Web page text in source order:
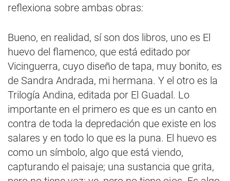
reflexiona sobre ambas obras:
Bueno, en realidad, sí son dos libros, uno es El
huevo del flamenco, que está editado por
Vicinguerra, cuyo diseño de tapa, muy bonito, es
de Sandra Andrada, mi hermana. Y el otro es la
Trilogía Andina, editada por El Guadal. Lo
importante en el primero es que es un canto en
contra de toda la depredación que existe en los
salares y en todo lo que es la puna. El huevo es
como un símbolo, algo que está viendo,
capturando el paisaje; una sustancia que grita,